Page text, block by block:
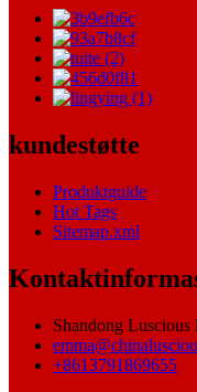
kundestøtte
Produktguide
Hot Tags
Sitemap.xml
Shandong
+8613791869655